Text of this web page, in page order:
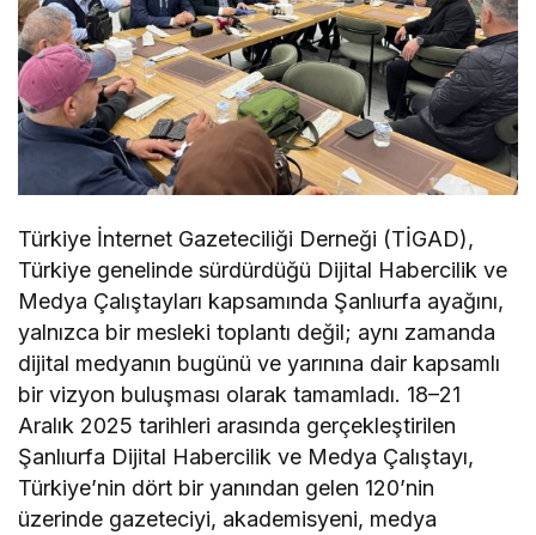
Türkiye İnternet Gazeteciliği Derneği (TİGAD),
Türkiye genelinde sürdürdüğü Dijital Habercilik ve
Medya Çalıştayları kapsamında Şanlıurfa ayağını,
yalnızca bir mesleki toplantı değil; aynı zamanda
dijital medyanın bugünü ve yarınına dair kapsamlı
bir vizyon buluşması olarak tamamladı. 18–21
Aralık 2025 tarihleri arasında gerçekleştirilen
Şanlıurfa Dijital Habercilik ve Medya Çalıştayı,
Türkiye’nin dört bir yanından gelen 120’nin
üzerinde gazeteciyi, akademisyeni, medya